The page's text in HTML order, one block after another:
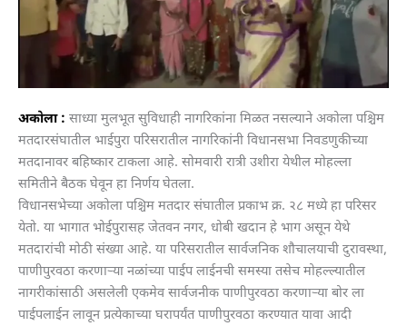
अकोला : साध्या मुलभूत सुविधाही नागरिकांना मिळत नसल्याने अकोला पश्चिम
मतदारसंघातील भाईपुरा परिसरातील नागरिकांनी विधानसभा निवडणुकीच्या
मतदानावर बहिष्कार टाकला आहे. सोमवारी रात्री उशीरा येथील मोहल्ला
समितीने बैठक घेवून हा निर्णय घेतला.
विधानसभेच्या अकोला पश्चिम मतदार संघातील प्रकाभ क्र. २८ मध्ये हा परिसर
येतो. या भागात भोईपुरासह जेतवन नगर, धोबी खदान हे भाग असून येथे
मतदारांची मोठी संख्या आहे. या परिसरातील सार्वजनिक शौचालयाची दुरावस्था,
पाणीपुरवठा करणाऱ्या नळांच्या पाईप लाईनची समस्या तसेच मोहल्ल्यातील
नागरीकांसाठी असलेली एकमेव सार्वजनीक पाणीपुरवठा करणाऱ्या बोर ला
पाईपलाईन लावून प्रत्येकाच्या घरापर्यंत पाणीपुरवठा करण्यात यावा आदी